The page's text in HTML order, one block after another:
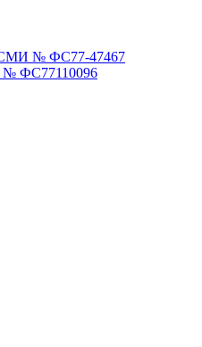
СМИ № ФС77-47467
№ ФС77110096